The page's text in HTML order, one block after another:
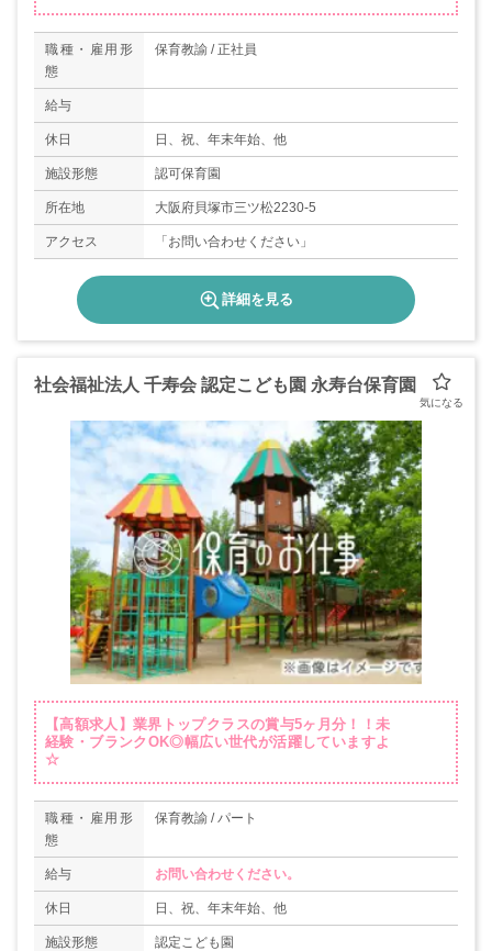
職種・雇用形
態
保育教諭 / 正社員
給与
休日 日、祝、年末年始、他
施設形態 認可保育園
所在地 大阪府貝塚市三ツ松2230-5
アクセス 「お問い合わせください」
詳細を見る
社会福祉法人 千寿会 認定こども園 永寿台保育園
【高額求人】業界トップクラスの賞与5ヶ月分！！未
経験・ブランクOK◎幅広い世代が活躍していますよ
☆
職種・雇用形
態
保育教諭 / パート
給与 お問い合わせください。
休日 日、祝、年末年始、他
施設形態 認定こども園